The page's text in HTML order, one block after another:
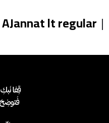
AJannat lt regular |